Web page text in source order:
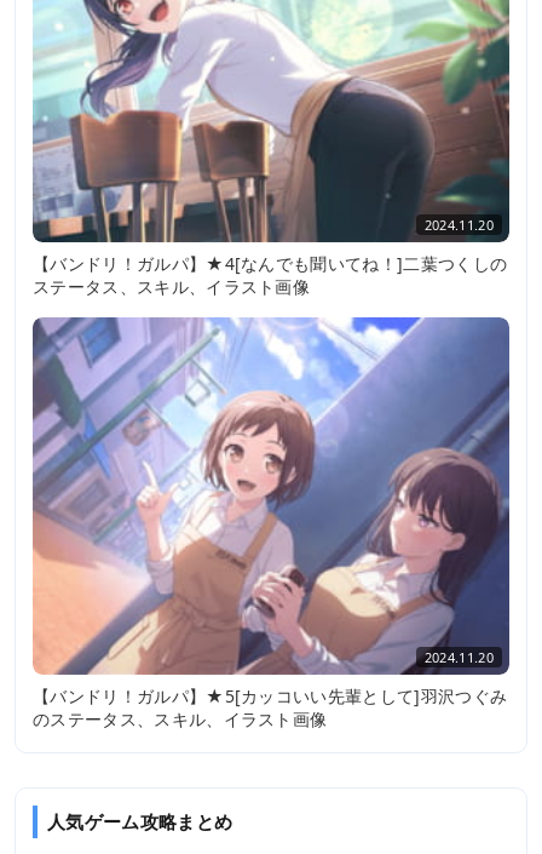
2024.11.20
【バンドリ！ガルパ】★4[なんでも聞いてね！]二葉つくしの
ステータス、スキル、イラスト画像
2024.11.20
【バンドリ！ガルパ】★5[カッコいい先輩として]羽沢つぐみ
のステータス、スキル、イラスト画像
人気ゲーム攻略まとめ